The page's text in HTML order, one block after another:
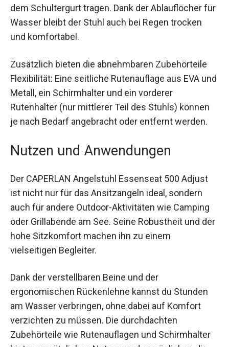
Die Transportmöglichkeiten sind vielfältig: Du
kannst den Stuhl entweder am Handgriff oder mit
dem Schultergurt tragen. Dank der Ablauflöcher
für Wasser bleibt der Stuhl auch bei Regen
trocken und komfortabel.
Zusätzlich bieten die abnehmbaren Zubehörteile
Flexibilität: Eine seitliche Rutenauflage aus EVA
und Metall, ein Schirmhalter und ein vorderer
Rutenhalter (nur mittlerer Teil des Stuhls) können
je nach Bedarf angebracht oder entfernt werden.
Nutzen und Anwendungen
Der CAPERLAN Angelstuhl Essenseat 500 Adjust
ist nicht nur für das Ansitzangeln ideal, sondern
auch für andere Outdoor-Aktivitäten wie Camping
oder Grillabende am See. Seine Robustheit und
der hohe Sitzkomfort machen ihn zu einem
vielseitigen Begleiter.
Dank der verstellbaren Beine und der
ergonomischen Rückenlehne kannst du Stunden
am Wasser verbringen, ohne dabei auf Komfort